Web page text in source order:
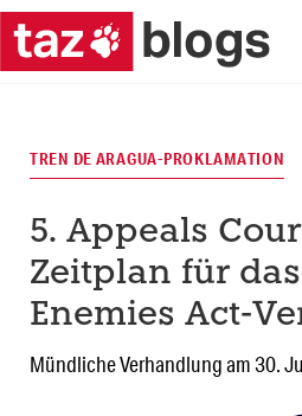
TREN DE ARAGUA-PROKLAMATION
5. Appeals
Zeitplan für
Enemies Act-
Mündliche Verhandlung am 30.